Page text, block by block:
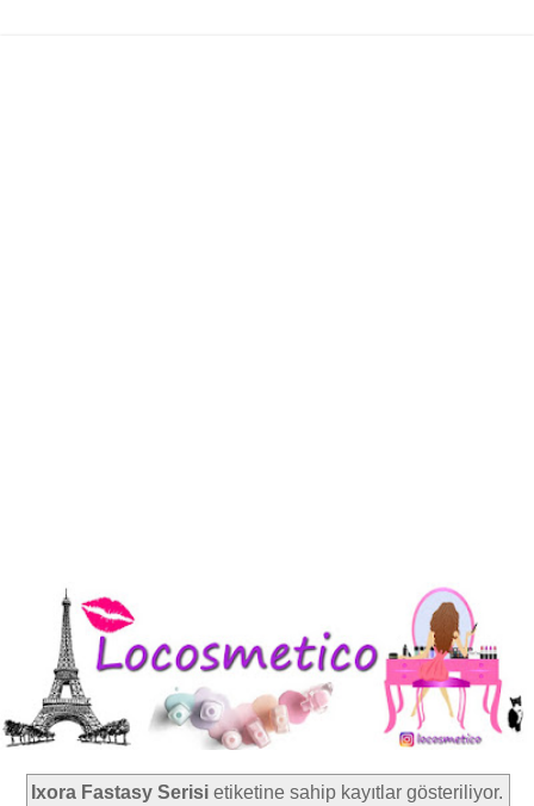
Ixora Fastasy Serisi etiketine sahip kayıtlar gösteriliyor.